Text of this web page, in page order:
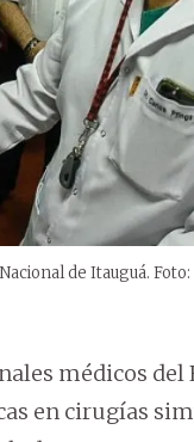
de Itauguá. Foto:
médicos del
en cirugías